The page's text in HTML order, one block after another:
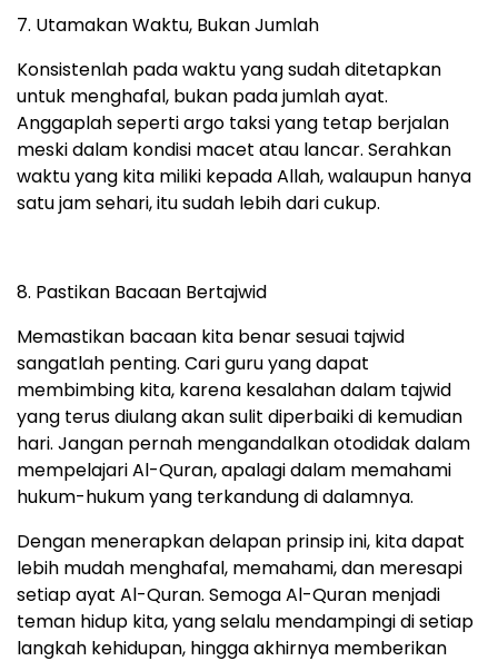
7. Utamakan Waktu, Bukan Jumlah
Konsistenlah pada waktu yang sudah ditetapkan
untuk menghafal, bukan pada jumlah ayat.
Anggaplah seperti argo taksi yang tetap berjalan
meski dalam kondisi macet atau lancar. Serahkan
waktu yang kita miliki kepada Allah, walaupun hanya
satu jam sehari, itu sudah lebih dari cukup.
8. Pastikan Bacaan Bertajwid
Memastikan bacaan kita benar sesuai tajwid
sangatlah penting. Cari guru yang dapat
membimbing kita, karena kesalahan dalam tajwid
yang terus diulang akan sulit diperbaiki di kemudian
hari. Jangan pernah mengandalkan otodidak dalam
mempelajari Al-Quran, apalagi dalam memahami
hukum-hukum yang terkandung di dalamnya.
Dengan menerapkan delapan prinsip ini, kita dapat
lebih mudah menghafal, memahami, dan meresapi
setiap ayat Al-Quran. Semoga Al-Quran menjadi
teman hidup kita, yang selalu mendampingi di setiap
langkah kehidupan, hingga akhirnya memberikan